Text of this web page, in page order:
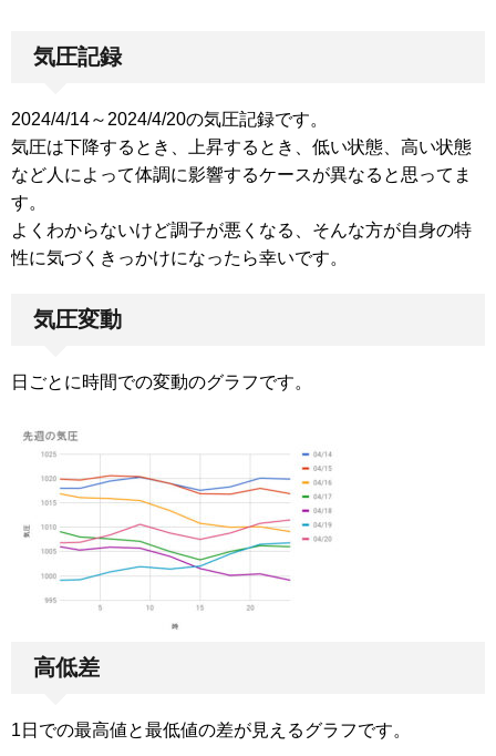
気圧記録
2024/4/14～2024/4/20の気圧記録です。
気圧は下降するとき、上昇するとき、低い状態、高い状態
など人によって体調に影響するケースが異なると思ってま
す。
よくわからないけど調子が悪くなる、そんな方が自身の特
性に気づくきっかけになったら幸いです。
気圧変動
日ごとに時間での変動のグラフです。
高低差
1日での最高値と最低値の差が見えるグラフです。